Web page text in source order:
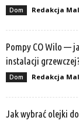
Dom Redakcja
Pompy CO Wilo —
instalacji
Dom Redakcja
Jak wybrać olejki